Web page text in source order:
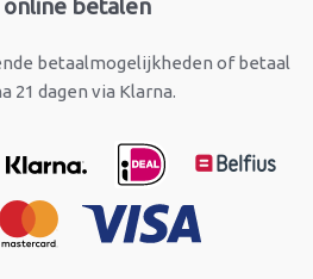
online betalen
betaalmogelijkheden of betaal
21 dagen via Klarna.